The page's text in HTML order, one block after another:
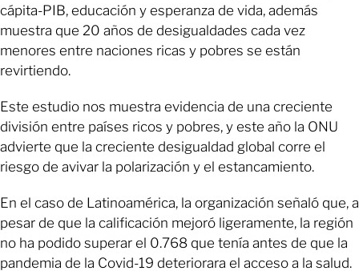
cápita-PIB, educación y esperanza de vida, además
muestra que 20 años de desigualdades cada vez
menores entre naciones ricas y pobres se están
revirtiendo.
Este estudio nos muestra evidencia de una creciente
división entre países ricos y pobres, y este año la ONU
advierte que la creciente desigualdad global corre el
riesgo de avivar la polarización y el estancamiento.
En el caso de Latinoamérica, la organización señaló que, a
pesar de que la calificación mejoró ligeramente, la región
no ha podido superar el 0.768 que tenía antes de que la
pandemia de la Covid-19 deteriorara el acceso a la salud.